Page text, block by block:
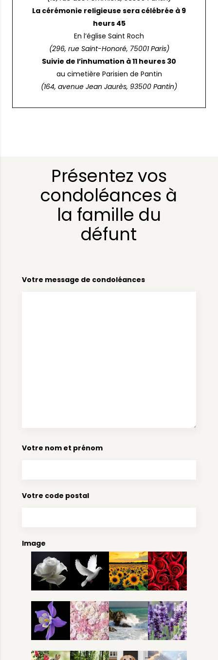
La cérémonie religieuse sera célébrée à 9
heurs 45
En l’église Saint Roch
(296, rue Saint-Honoré, 75001 Paris)
Suivie de l’inhumation à 11 heures 30
au cimetière Parisien de Pantin
(164, avenue Jean Jaurès, 93500 Pantin)
Présentez vos
condoléances à
la famille du
défunt
Votre message de condoléances
Votre nom et prénom
Votre code postal
Image